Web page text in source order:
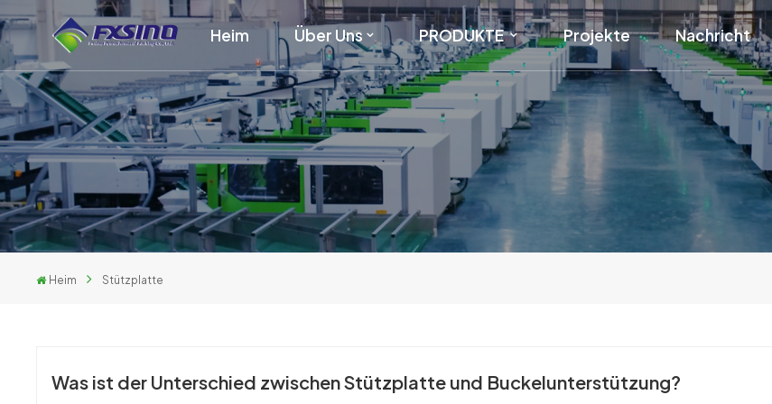
Heim Über Uns PRODUKTE Projekte Nachricht
Heim Stützplatte
Was ist der Unterschied zwischen Stützplatte und Buckelunterstützung?